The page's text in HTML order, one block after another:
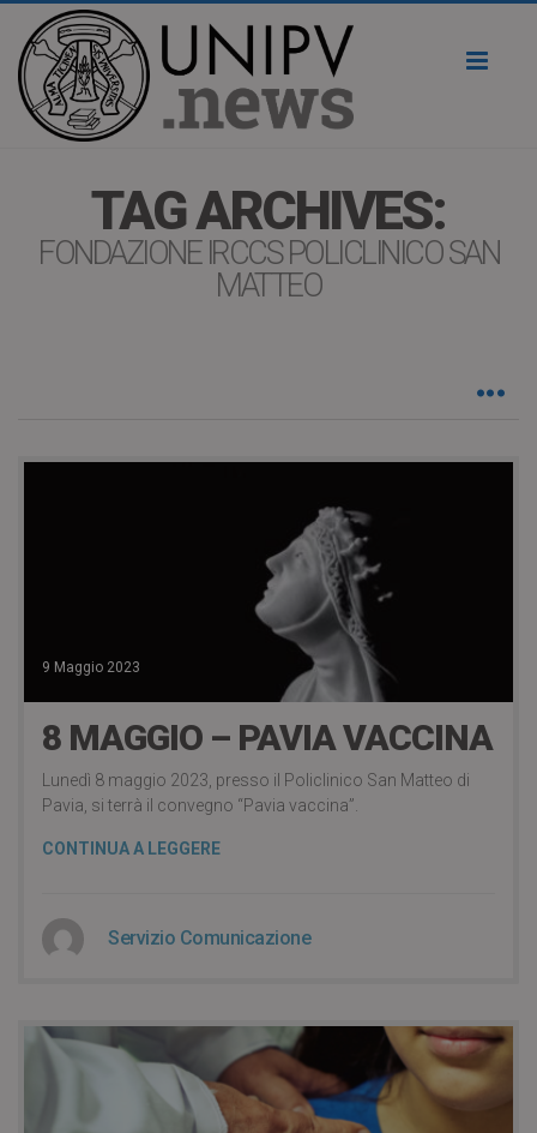
TAG ARCHIVES:
FONDAZIONE IRCCS POLICLINICO SAN
MATTEO
9 Maggio 2023
8 MAGGIO – PAVIA VACCINA
Lunedì 8 maggio 2023, presso il Policlinico San Matteo di
Pavia, si terrà il convegno “Pavia vaccina”.
CONTINUA A LEGGERE
Servizio Comunicazione